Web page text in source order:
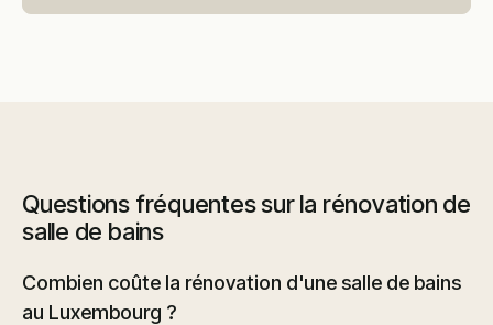
Questions fréquentes sur la rénovation de
salle de bains
Combien coûte la rénovation d'une salle de bains
au Luxembourg ?